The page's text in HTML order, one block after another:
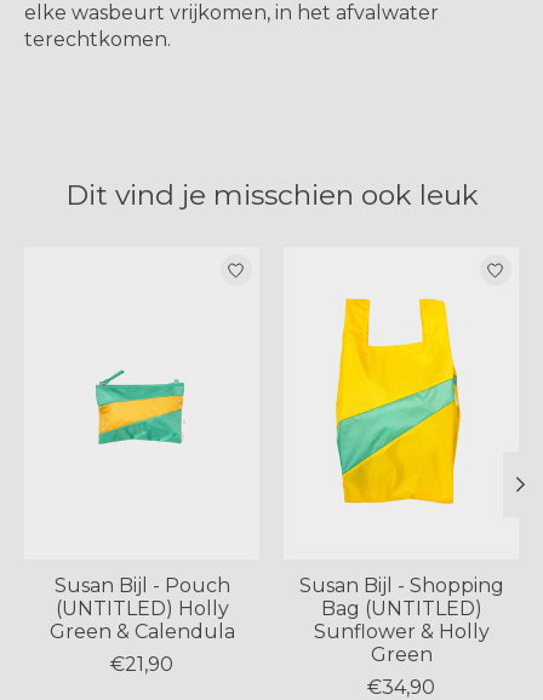
elke wasbeurt vrijkomen, in het afvalwater
terechtkomen.
Dit vind je misschien ook leuk
Items van productcarrousel
Susan Bijl - Pouch
(UNTITLED) Holly
Green & Calendula
€21,90
Susan Bijl - Shopping
Bag (UNTITLED)
Sunflower & Holly
Green
€34,90